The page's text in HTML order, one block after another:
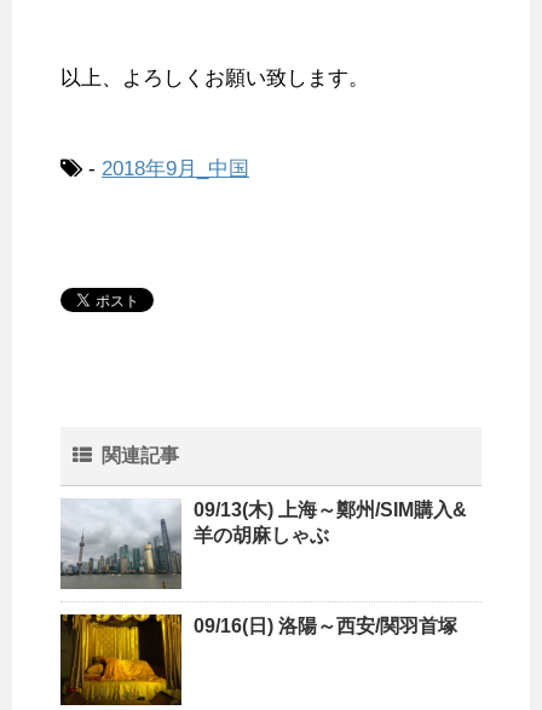
以上、よろしくお願い致します。
- 2018年9月_中国
関連記事
09/13(木) 上海～鄭州/SIM購入&
羊の胡麻しゃぶ
09/16(日) 洛陽～西安/関羽首塚